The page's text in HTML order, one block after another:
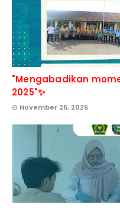
"Mengabadikan
2025"✨
November 25, 2025